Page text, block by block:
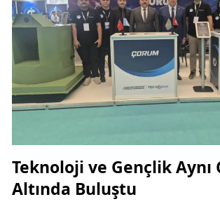
Teknoloji ve Gençlik Aynı
Altında Buluştu